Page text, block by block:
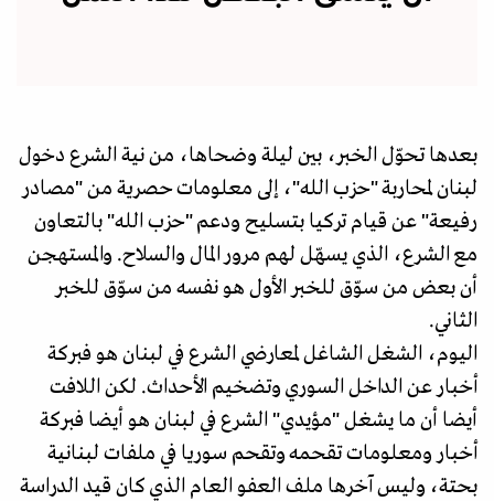
بعدها تحوّل الخبر، بين ليلة وضحاها، من نية الشرع دخول
لبنان لمحاربة "حزب الله"، إلى معلومات حصرية من "مصادر
رفيعة" عن قيام تركيا بتسليح ودعم "حزب الله" بالتعاون
مع الشرع، الذي يسهّل لهم مرور المال والسلاح. والمستهجن
أن بعض من سوّق للخبر الأول هو نفسه من سوّق للخبر
الثاني.
اليوم، الشغل الشاغل لمعارضي الشرع في لبنان هو فبركة
أخبار عن الداخل السوري وتضخيم الأحداث. لكن اللافت
أيضا أن ما يشغل "مؤيدي" الشرع في لبنان هو أيضا فبركة
أخبار ومعلومات تقحمه وتقحم سوريا في ملفات لبنانية
بحتة، وليس آخرها ملف العفو العام الذي كان قيد الدراسة